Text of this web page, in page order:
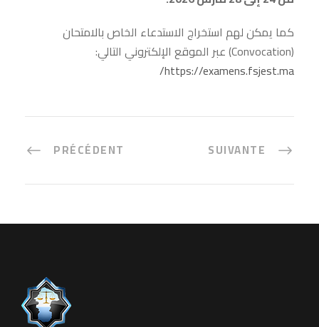
كما يمكن لهم استخراج الاستدعاء الخاص بالامتحان
(Convocation) عبر الموقع الإلكتروني التالي:
https://examens.fsjest.ma/
PRÉCÉDENT SUIVANTE